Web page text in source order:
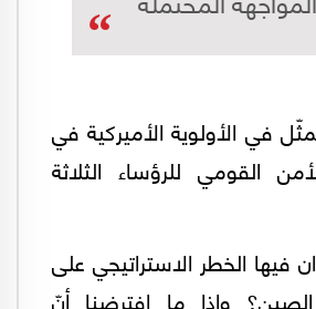
في الأولوية الأميركية في
القومي للرؤساء الثلاثة
فيها الخطر الاستراتيجي على
وإذا ما افترضنا أنّ